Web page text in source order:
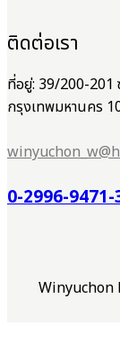
ติดต่อเรา
ที่อยู่: 39/200-201
กรุงเทพมหานคร
0-2996-9471-
Winyuchon